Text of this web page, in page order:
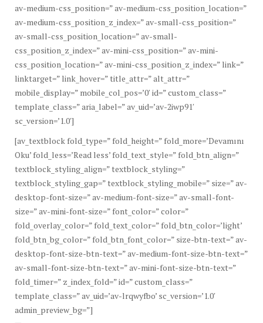
av-medium-css_position=” av-medium-css_position_location=”
av-medium-css_position_z_index=” av-small-css_position=”
av-small-css_position_location=” av-small-
css_position_z_index=” av-mini-css_position=” av-mini-
css_position_location=” av-mini-css_position_z_index=” link=”
linktarget=” link_hover=” title_attr=” alt_attr=”
mobile_display=” mobile_col_pos=’0′ id=” custom_class=”
template_class=” aria_label=” av_uid=’av-2iwp91′
sc_version=’1.0′]
[av_textblock fold_type=” fold_height=” fold_more=’Devamını
Oku’ fold_less=’Read less’ fold_text_style=” fold_btn_align=”
textblock_styling_align=” textblock_styling=”
textblock_styling_gap=” textblock_styling_mobile=” size=” av-
desktop-font-size=” av-medium-font-size=” av-small-font-
size=” av-mini-font-size=” font_color=” color=”
fold_overlay_color=” fold_text_color=” fold_btn_color=’light’
fold_btn_bg_color=” fold_btn_font_color=” size-btn-text=” av-
desktop-font-size-btn-text=” av-medium-font-size-btn-text=”
av-small-font-size-btn-text=” av-mini-font-size-btn-text=”
fold_timer=” z_index_fold=” id=” custom_class=”
template_class=” av_uid=’av-lrqwyfbo’ sc_version=’1.0′
admin_preview_bg=”]